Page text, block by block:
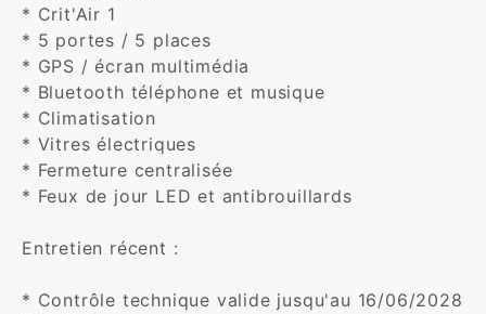
* Crit'Air 1
* 5 portes / 5 places
* GPS / écran multimédia
* Bluetooth téléphone et musique
* Climatisation
* Vitres électriques
* Fermeture centralisée
* Feux de jour LED et antibrouillards
Entretien récent :
* Contrôle technique valide jusqu'au 16/06/2028